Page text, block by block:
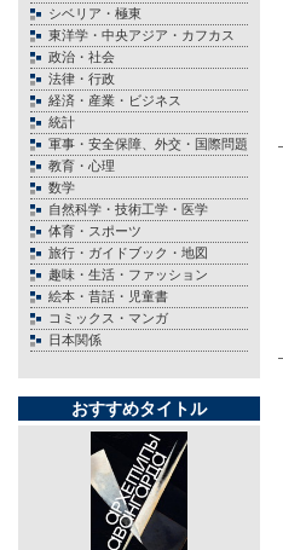
シベリア・極東
東洋学・中央アジア・カフカス
政治・社会
法律・行政
経済・産業・ビジネス
統計
軍事・安全保障、外交・国際問題
教育・心理
数学
自然科学・技術工学・医学
体育・スポーツ
旅行・ガイドブック・地図
趣味・生活・ファッション
絵本・昔話・児童書
コミックス・マンガ
日本関係
おすすめタイトル